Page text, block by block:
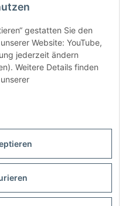
ein Ladengeschäft in Hütten:
gestatten Sie den
Website: YouTube,
jederzeit ändern
Weitere Details finden